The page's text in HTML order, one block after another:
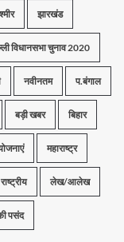
झारखंड
विधानसभा चुनाव 2020
नवीनतम प.बंगाल
बड़ी खबर बिहार
महाराष्ट्र
राष्ट्रीय लेख/आलेख
पसंद